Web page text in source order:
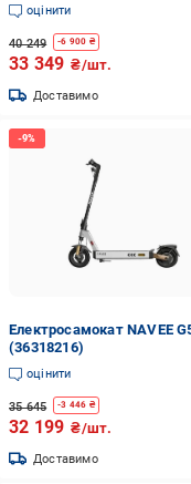
оцінити
40 249 -6 900 ₴
33 349 ₴/шт.
Доставимо
Електросамокат NAVEE
(36318216)
оцінити
35 645 -3 446 ₴
32 199 ₴/шт.
Доставимо